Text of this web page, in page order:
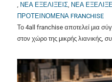
ΝΕΑ ΕΞΕΛΙΞΕΙΣ ΝΕΑ
ΠΡΟΤΕΙΝΟΜΕΝΑ FRANCHISE
Το 4all franchise αποτελεί μια
στον χώρο της μικρής λιανικής,